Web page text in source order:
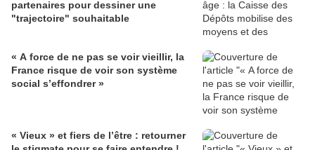
partenaires pour dessiner une
"trajectoire" souhaitable
« A force de ne pas se voir vieillir, la
France risque de voir son système
social s’effondrer »
« Vieux » et fiers de l’être : retourner